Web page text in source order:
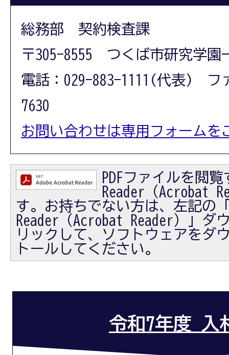
総務部 契約検査課
〒305-8555 つくば市研究学園
電話：029-883-1111(代表) フ
7630
お問い合わせは専用フォームを
PDFファイルを閲
Reader（Acrobat
す。お持ちでない方は、左記の
Reader（Acrobat Reader）」ダ
リックして、ソフトウェアをダ
トールしてください。
令和7年度 入